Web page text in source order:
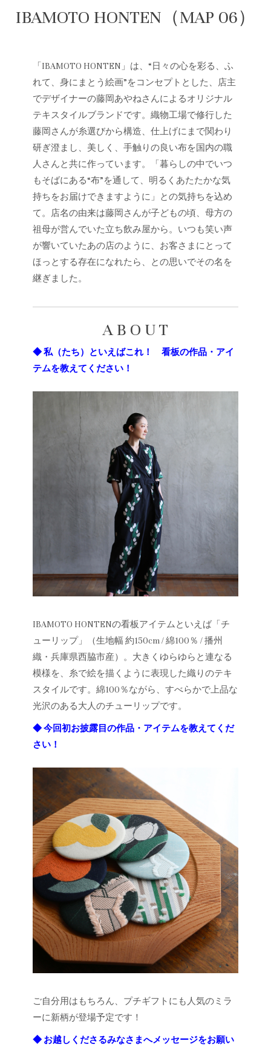
IBAMOTO HONTEN（MAP 06）
「IBAMOTO HONTEN」は、“日々の心を彩る、ふ
れて、身にまとう絵画”をコンセプトとした、店主
でデザイナーの藤岡あやねさんによるオリジナル
テキスタイルブランドです。織物工場で修行した
藤岡さんが糸選びから構造、仕上げにまで関わり
研ぎ澄まし、美しく、手触りの良い布を国内の職
人さんと共に作っています。「暮らしの中でいつ
もそばにある“布”を通して、明るくあたたかな気
持ちをお届けできますように」との気持ちを込め
て。店名の由来は藤岡さんが子どもの頃、母方の
祖母が営んでいた立ち飲み屋から。いつも笑い声
が響いていたあの店のように、お客さまにとって
ほっとする存在になれたら、との思いでその名を
継ぎました。
A B O U T
◆ 私（たち）といえばこれ！ 看板の作品・アイ
テムを教えてください！
IBAMOTO HONTENの看板アイテムといえば「チ
ューリップ」（生地幅 約150cm / 綿100％ / 播州
織・兵庫県西脇市産）。大きくゆらゆらと連なる
模様を、糸で絵を描くように表現した織りのテキ
スタイルです。綿100％ながら、すべらかで上品な
光沢のある大人のチューリップです。
◆ 今回初お披露目の作品・アイテムを教えてくだ
さい！
ご自分用はもちろん、プチギフトにも人気のミラ
ーに新柄が登場予定です！
◆ お越しくださるみなさまへメッセージをお願い